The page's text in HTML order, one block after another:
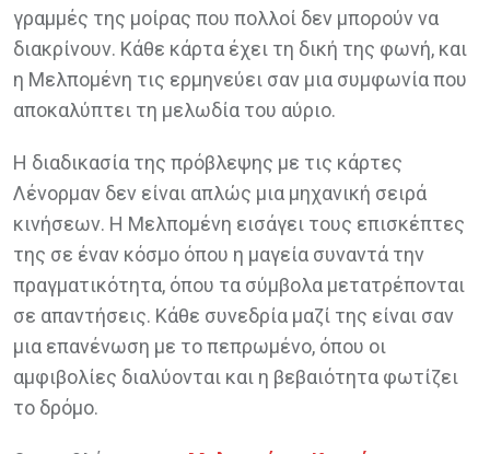
γραμμές της μοίρας που πολλοί δεν μπορούν να
διακρίνουν. Κάθε κάρτα έχει τη δική της φωνή, και
η Μελπομένη τις ερμηνεύει σαν μια συμφωνία που
αποκαλύπτει τη μελωδία του αύριο.
Η διαδικασία της πρόβλεψης με τις κάρτες
Λένορμαν δεν είναι απλώς μια μηχανική σειρά
κινήσεων. Η Μελπομένη εισάγει τους επισκέπτες
της σε έναν κόσμο όπου η μαγεία συναντά την
πραγματικότητα, όπου τα σύμβολα μετατρέπονται
σε απαντήσεις. Κάθε συνεδρία μαζί της είναι σαν
μια επανένωση με το πεπρωμένο, όπου οι
αμφιβολίες διαλύονται και η βεβαιότητα φωτίζει
το δρόμο.